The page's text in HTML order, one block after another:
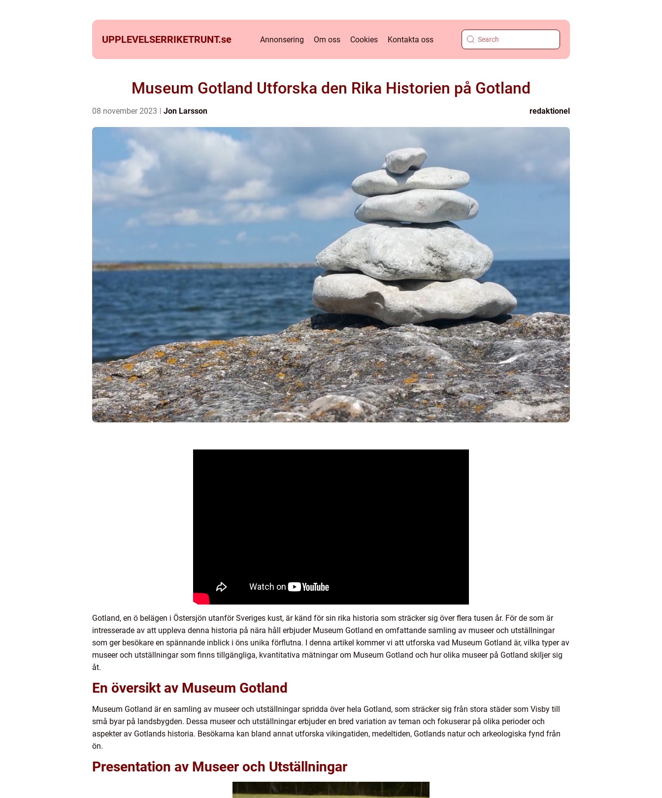
UPPLEVELSERRIKETRUNT.se Annonsering Om oss Cookies Kontakta oss
Museum Gotland Utforska den Rika Historien på Gotland
08 november 2023 Jon Larsson redaktionel
Gotland, en ö belägen i Östersjön utanför Sveriges kust, är känd för sin rika historia som sträcker sig över flera tusen år. För de som är
intresserade av att uppleva denna historia på nära håll erbjuder Museum Gotland en omfattande samling av museer och utställningar
som ger besökare en spännande inblick i öns unika förflutna. I denna artikel kommer vi att utforska vad Museum Gotland är, vilka typer av
museer och utställningar som finns tillgängliga, kvantitativa mätningar om Museum Gotland och hur olika museer på Gotland skiljer sig
åt.
En översikt av Museum Gotland
Museum Gotland är en samling av museer och utställningar spridda över hela Gotland, som sträcker sig från stora städer som Visby till
små byar på landsbygden. Dessa museer och utställningar erbjuder en bred variation av teman och fokuserar på olika perioder och
aspekter av Gotlands historia. Besökarna kan bland annat utforska vikingatiden, medeltiden, Gotlands natur och arkeologiska fynd från
ön.
Presentation av Museer och Utställningar